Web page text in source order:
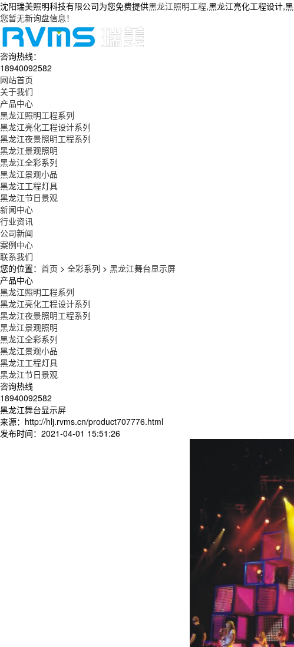
沈阳瑞美照明科技有限公司为您免费提供黑龙江照明工程,黑龙江亮化工程设计,
您暂无新询盘信息！
咨询热线：
18940092582
网站首页
关于我们
产品中心
黑龙江照明工程系列
黑龙江亮化工程设计系列
黑龙江夜景照明工程系列
黑龙江景观照明
黑龙江全彩系列
黑龙江景观小品
黑龙江工程灯具
黑龙江节日景观
新闻中心
行业资讯
公司新闻
案例中心
联系我们
您的位置： 首页 > 全彩系列 > 黑龙江舞台显示屏
产品中心
黑龙江照明工程系列
黑龙江亮化工程设计系列
黑龙江夜景照明工程系列
黑龙江景观照明
黑龙江全彩系列
黑龙江景观小品
黑龙江工程灯具
黑龙江节日景观
咨询热线
18940092582
黑龙江舞台显示屏
来源：http://hlj.rvms.cn/product707776.html
发布时间：2021-04-01 15:51:26